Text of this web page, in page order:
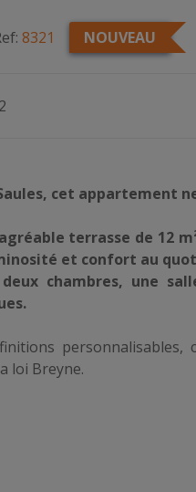
8321 NOUVEAU
2
cet appartement
terrasse de 12
et confort au
chambres, une
loi Breyne.